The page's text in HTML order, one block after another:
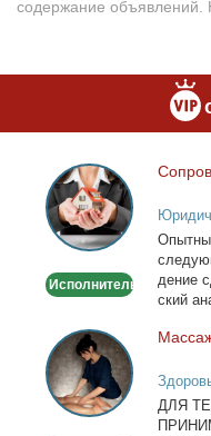
содержание объявлений.
Сопровождение
сделок
с
недвижимостью
Исполнитель
де­ние
ский
Массаж
лица
и
тела
ДЛЯ